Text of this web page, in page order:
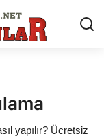
yapılır? Ücretsiz